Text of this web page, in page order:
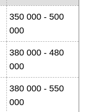
350 000 - 500
000
380 000 - 480
000
380 000 - 550
000